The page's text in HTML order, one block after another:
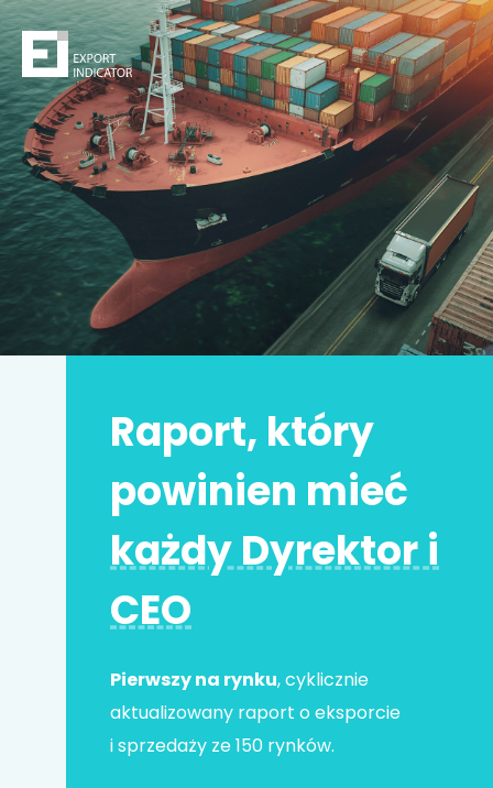
Zamów raport
Decydując się na zakup raportu, kupujesz z jednej
stronybezpieczeństwo
z drugiej zwiększasz swoje
szanse na sukces.
Zyskujesz prawdziwą przewagę konkurencyjną.
Może to Twojanajlepsza inwestycja w życiu!
Adres e-mail*
Raport, który
powinien mieć
każdy Dyrektor i
CEO
Pierwszy na rynku, cyklicznie
aktualizowany raport o eksporcie
i sprzedaży ze 150 rynków.